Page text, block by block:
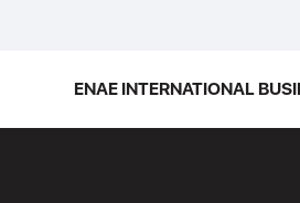
ENAE INTERNATIONAL